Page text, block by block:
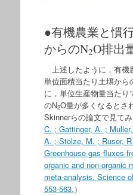
●有機農業と慣
からのN2O排出
上述したように，有機
単位面積当たり土壌から
に，単位生産物量当たり
のN2O量が多くなるとさ
Skinnerらの論文で見て
C. ; Gattinger, A. ;
A. ; Stolze, M. ; Ruser,
Greenhouse gas fluxes
organic and non-organic
meta-analysis. Science
553-563.）